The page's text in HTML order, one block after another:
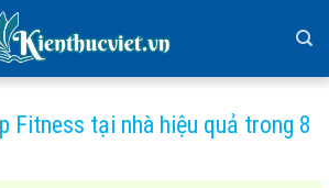
Fitness tại nhà hiệu quả trong 8